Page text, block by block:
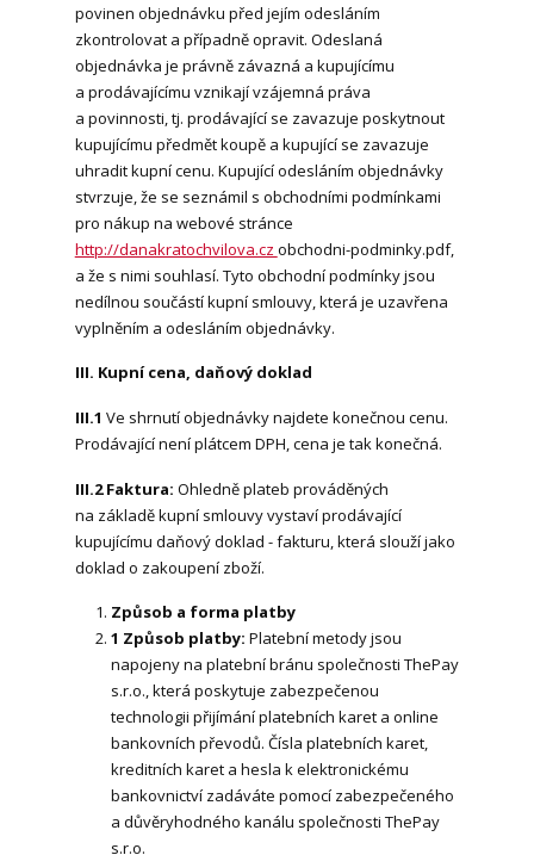
povinen objednávku před jejím odesláním
zkontrolovat a případně opravit. Odeslaná
objednávka je právně závazná a kupujícímu
a prodávajícímu vznikají vzájemná práva
a povinnosti, tj. prodávající se zavazuje poskytnout
kupujícímu předmět koupě a kupující se zavazuje
uhradit kupní cenu. Kupující odesláním objednávky
stvrzuje, že se seznámil s obchodními podmínkami
pro nákup na webové stránce
http://danakratochvilova.cz obchodni-podminky.pdf,
a že s nimi souhlasí. Tyto obchodní podmínky jsou
nedílnou součástí kupní smlouvy, která je uzavřena
vyplněním a odesláním objednávky.
III. Kupní cena, daňový doklad
III.1 Ve shrnutí objednávky najdete konečnou cenu.
Prodávající není plátcem DPH, cena je tak konečná.
III.2 Faktura: Ohledně plateb prováděných
na základě kupní smlouvy vystaví prodávající
kupujícímu daňový doklad - fakturu, která slouží jako
doklad o zakoupení zboží.
Způsob a forma platby
1 Způsob platby: Platební metody jsou
napojeny na platební bránu společnosti ThePay
s.r.o., která poskytuje zabezpečenou
technologii přijímání platebních karet a online
bankovních převodů. Čísla platebních karet,
kreditních karet a hesla k elektronickému
bankovnictví zadáváte pomocí zabezpečeného
a důvěryhodného kanálu společnosti ThePay
s.r.o.